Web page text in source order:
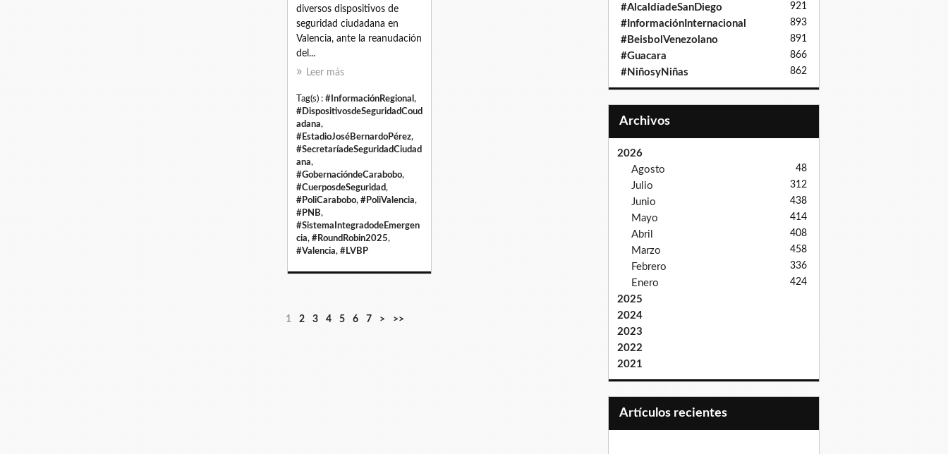
diversos dispositivos de
seguridad ciudadana en
Valencia, ante la reanudación
del...
Leer más
Tag(s) : #InformaciónRegional ,
#DispositivosdeSeguridadCoud
adana,
#EstadioJoséBernardoPérez,
#SecretaríadeSeguridadCiudad
ana,
#GobernacióndeCarabobo,
#CuerposdeSeguridad,
#PoliCarabobo, #PoliValencia,
#PNB,
#SistemaIntegradodeEmergen
cia, #RoundRobin2025,
#Valencia, #LVBP
1 2 3 4 5 6 7 > >>
#AlcaldíadeSanDiego 921
#InformaciónInternacional 893
#BeisbolVenezolano 891
#Guacara 866
#NiñosyNiñas 862
Archivos
2026
Agosto
48
Julio 312
Junio 438
Mayo 414
Abril 408
Marzo 458
Febrero 336
Enero 424
2025
2024
2023
2022
2021
Artículos recientes